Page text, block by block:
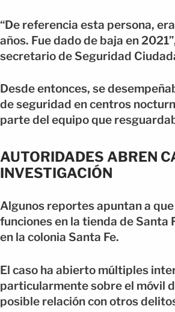
“De referencia esta persona,
años. Fue dado de baja en
secretario de Seguridad
Desde entonces, se
de seguridad en centros
parte del equipo que
AUTORIDADES ABREN
INVESTIGACIÓN
Algunos reportes apuntan a
funciones en la tienda de Santa
en la colonia Santa Fe.
El caso ha abierto múltiples
particularmente sobre el móvil
posible relación con otros